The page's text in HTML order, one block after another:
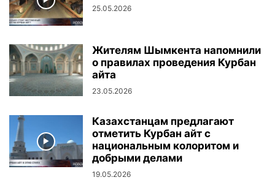
25.05.2026
Жителям Шымкента напомнили
о правилах проведения Курбан
айта
23.05.2026
Казахстанцам предлагают
отметить Курбан айт с
национальным колоритом и
добрыми делами
19.05.2026